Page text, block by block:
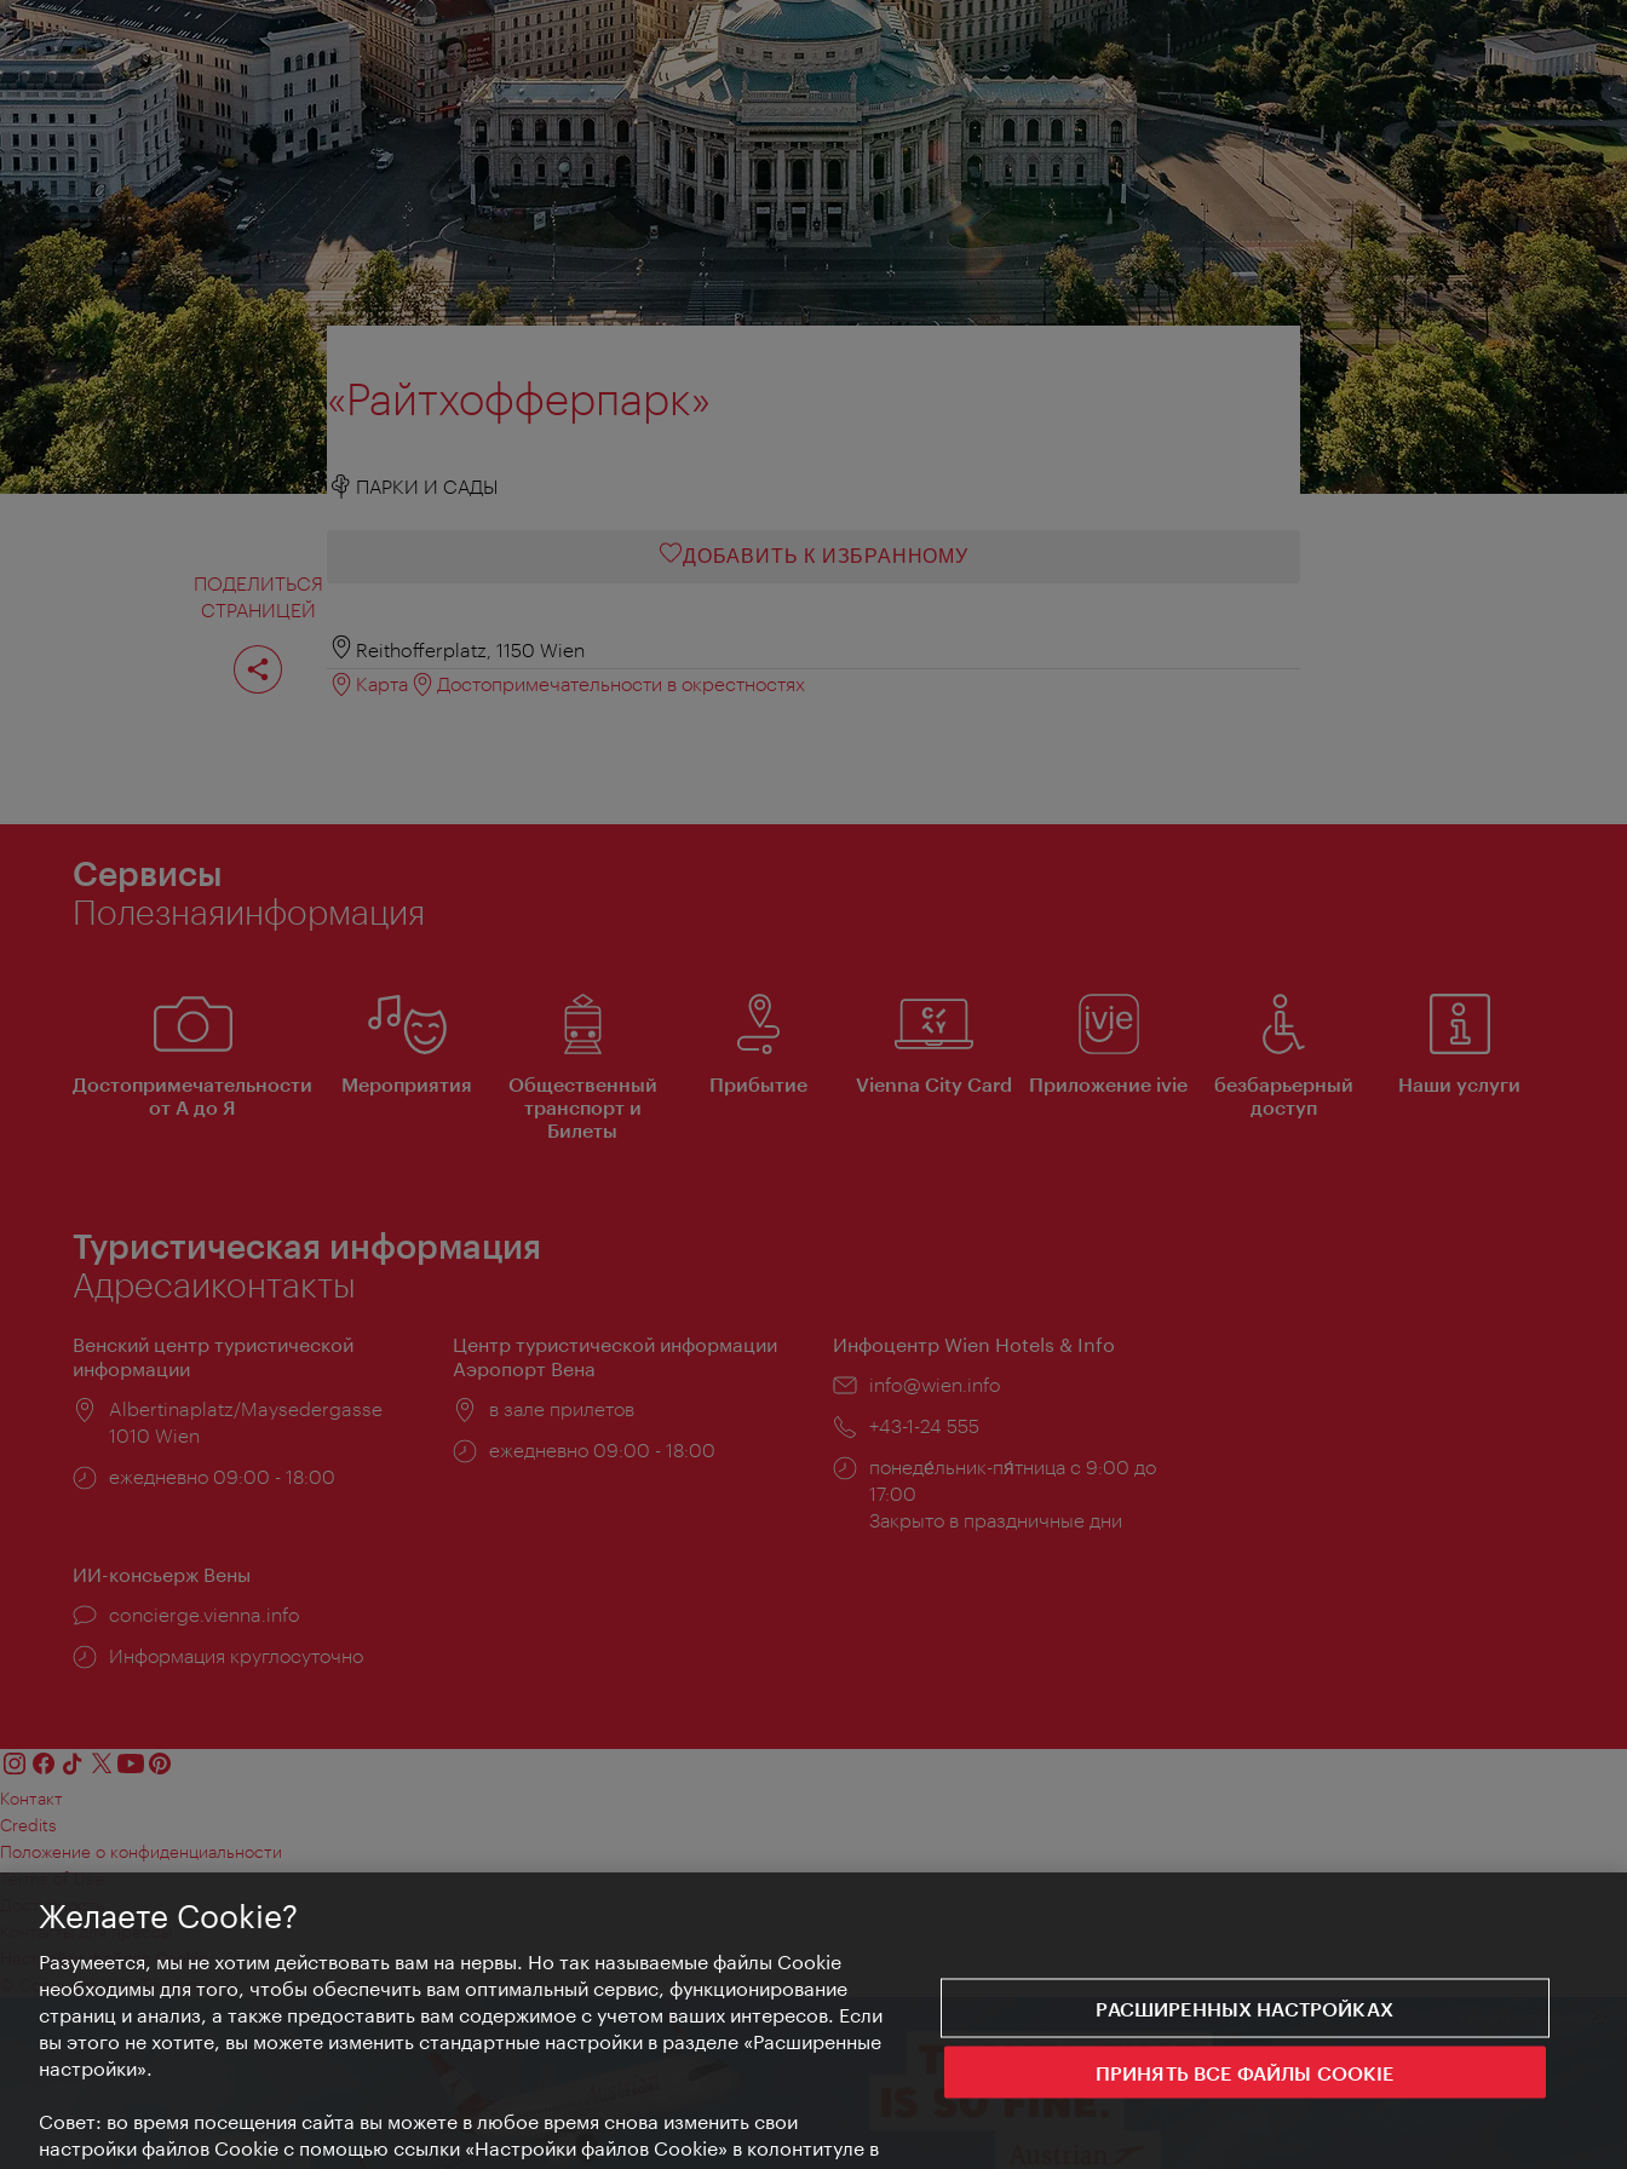
ПОДЕЛИТЬСЯ
СТРАНИЦЕЙ
Поделиться
страницей
«Райтхофферпарк»
ПАРКИ И САДЫ
ДОБАВИТЬ К ИЗБРАННОМУ
Reithofferplatz, 1150 Wien
Карта
Достопримечательности в окрестностях
Сервисы
Полезнаяинформация
Достопримечательности
от А до Я
Мероприятия
Общественный
транспорт и
Билеты
Прибытие Vienna City Card Приложение ivie
безбарьерный
доступ
Наши услуги
Туристическая информация
Адресаиконтакты
Венский центр туристической
информации
Расположение:
Albertinaplatz/Maysedergasse
1010 Wien
Часы
ежедневно 09:00 - 18:00
Центр туристической информации
Аэропорт Вена
Расположение:
в зале прилетов
Часы
ежедневно 09:00 - 18:00
Инфоцентр Wien Hotels & Info
Эл.
info@wien.info
Телефон:
+43-1-24 555
Часы
работы:
понеде́льник-пя́тница с 9:00 до
17:00
Закрыто в праздничные дни
ИИ-консьерж Вены
concierge.vienna.info
Информация круглосуточно
Контакт
Credits
Положение о конфиденциальности
Terms of Use
Доступность
Контакты для прессы
Настройки файлов Cookie
© Copyright WienTourismus
Желаете Cookie?
Разумеется, мы не хотим действовать вам на нервы. Но так называемые файлы Cookie
необходимы для того, чтобы обеспечить вам оптимальный сервис, функционирование
страниц и анализ, а также предоставить вам содержимое с учетом ваших интересов. Если
вы этого не хотите, вы можете изменить стандартные настройки в разделе «Расширенные
настройки».
Совет: во время посещения сайта вы можете в любое время снова изменить свои
настройки файлов Cookie с помощью ссылки «Настройки файлов Cookie» в колонтитуле в
РАСШИРЕННЫХ НАСТРОЙКАХ
ПРИНЯТЬ ВСЕ ФАЙЛЫ COOKIE